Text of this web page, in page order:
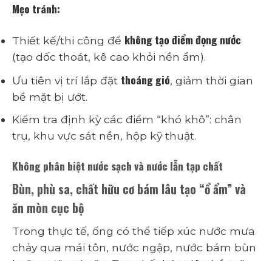
Mẹo tránh:
Thiết kế/thi công để không tạo điểm đọng nước
(tạo dốc thoát, kê cao khỏi nền ẩm).
Ưu tiên vị trí lắp đặt thoáng gió, giảm thời gian
bề mặt bị ướt.
Kiểm tra định kỳ các điểm “khó khô”: chân
trụ, khu vực sát nền, hộp kỹ thuật.
Không phân biệt nước sạch và nước lẫn tạp chất
Bùn, phù sa, chất hữu cơ bám lâu tạo “ổ ẩm” và
ăn mòn cục bộ
Trong thực tế, ống có thể tiếp xúc nước mưa
chảy qua mái tôn, nước ngập, nước bám bùn